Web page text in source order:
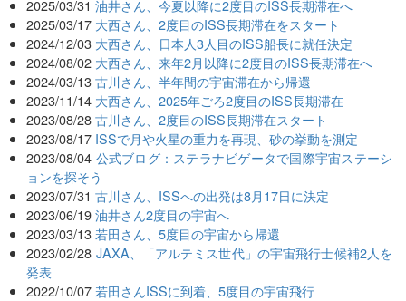
2025/03/31 油井さん、今夏以降に2度目のISS長期滞在へ
2025/03/17 大西さん、2度目のISS長期滞在をスタート
2024/12/03 大西さん、日本人3人目のISS船長に就任決定
2024/08/02 大西さん、来年2月以降に2度目のISS長期滞在へ
2024/03/13 古川さん、半年間の宇宙滞在から帰還
2023/11/14 大西さん、2025年ごろ2度目のISS長期滞在
2023/08/28 古川さん、2度目のISS長期滞在スタート
2023/08/17 ISSで月や火星の重力を再現、砂の挙動を測定
2023/08/04 公式ブログ：ステラナビゲータで国際宇宙ステーシ
ョンを探そう
2023/07/31 古川さん、ISSへの出発は8月17日に決定
2023/06/19 油井さん2度目の宇宙へ
2023/03/13 若田さん、5度目の宇宙から帰還
2023/02/28 JAXA、「アルテミス世代」の宇宙飛行士候補2人を
発表
2022/10/07 若田さんISSに到着、5度目の宇宙飛行